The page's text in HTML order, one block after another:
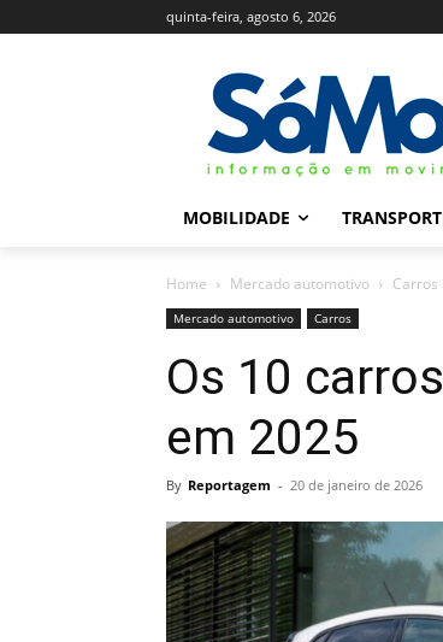
quinta-feira, agosto 6, 2026
MOBILIDADE
Home Mercado automotivo Carros
Mercado automotivo Carros
Os 10
em 2025
By Reportagem - 20 de janeiro de 2026